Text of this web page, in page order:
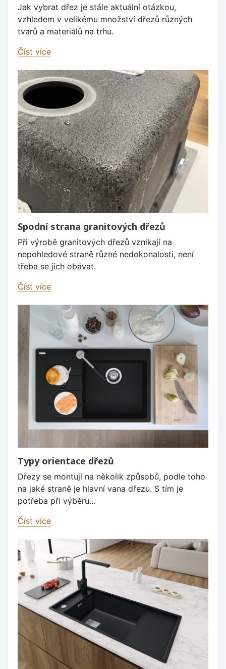
Jak vybrat dřez je stále aktuální otázkou,
vzhledem v velikému množství dřezů různých
tvarů a materiálů na trhu.
Číst více
Spodní strana granitových dřezů
Při výrobě granitových dřezů vznikají na
nepohledové straně různé nedokonalosti, není
třeba se jich obávat.
Číst více
Typy orientace dřezů
Dřezy se montují na několik způsobů, podle toho
na jaké straně je hlavní vana dřezu. S tím je
potřeba při výběru...
Číst více